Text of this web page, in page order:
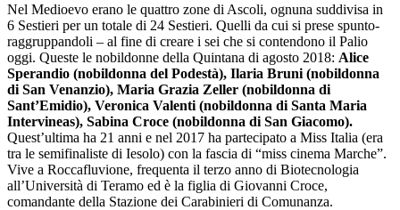
Nel Medioevo erano le quattro zone di Ascoli, ognuna suddivisa in
6 Sestieri per un totale di 24 Sestieri. Quelli da cui si prese spunto-
raggruppandoli – al fine di creare i sei che si contendono il Palio
oggi. Queste le nobildonne della Quintana di agosto 2018: Alice
Sperandio (nobildonna del Podestà), Ilaria Bruni (nobildonna
di San Venanzio), Maria Grazia Zeller (nobildonna di
Sant’Emidio), Veronica Valenti (nobildonna di Santa Maria
Intervineas), Sabina Croce (nobildonna di San Giacomo).
Quest’ultima ha 21 anni e nel 2017 ha partecipato a Miss Italia (era
tra le semifinaliste di Iesolo) con la fascia di “miss cinema Marche”.
Vive a Roccafluvione, frequenta il terzo anno di Biotecnologia
all’Università di Teramo ed è la figlia di Giovanni Croce,
comandante della Stazione dei Carabinieri di Comunanza.